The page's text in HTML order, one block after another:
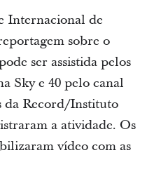
Internacional de
sobre o
ser assistida pelos
Sky e 40 pelo canal
da Record/Instituto
a atividade. Os
vídeo com as